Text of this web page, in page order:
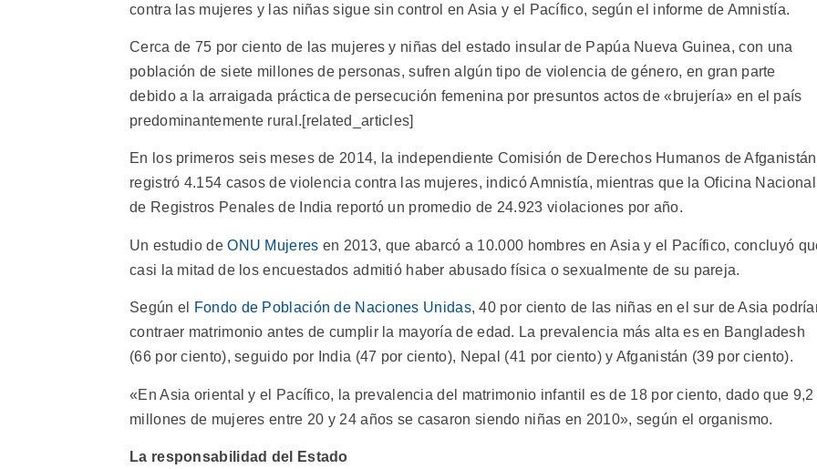
contra las mujeres y las niñas sigue sin control en Asia y el Pacífico, según el informe de Amnistía.
Cerca de 75 por ciento de las mujeres y niñas del estado insular de Papúa Nueva Guinea, con una
población de siete millones de personas, sufren algún tipo de violencia de género, en gran parte
debido a la arraigada práctica de persecución femenina por presuntos actos de «brujería» en el país
predominantemente rural.[related_articles]
En los primeros seis meses de 2014, la independiente Comisión de Derechos Humanos de Afganistán
registró 4.154 casos de violencia contra las mujeres, indicó Amnistía, mientras que la Oficina Nacional
de Registros Penales de India reportó un promedio de 24.923 violaciones por año.
Un estudio deONU Mujeres en 2013, que abarcó a 10.000 hombres en Asia y el Pacífico, concluyó
casi la mitad de los encuestados admitió haber abusado física o sexualmente de su pareja.
Según el Fondo de Población de Naciones Unidas, 40 por ciento de las niñas en el sur de Asia
contraer matrimonio antes de cumplir la mayoría de edad. La prevalencia más alta es en Bangladesh
(66 por ciento), seguido por India (47 por ciento), Nepal (41 por ciento) y Afganistán (39 por ciento).
«En Asia oriental y el Pacífico, la prevalencia del matrimonio infantil es de 18 por ciento, dado que 9,2
millones de mujeres entre 20 y 24 años se casaron siendo niñas en 2010», según el organismo.
La responsabilidad del Estado